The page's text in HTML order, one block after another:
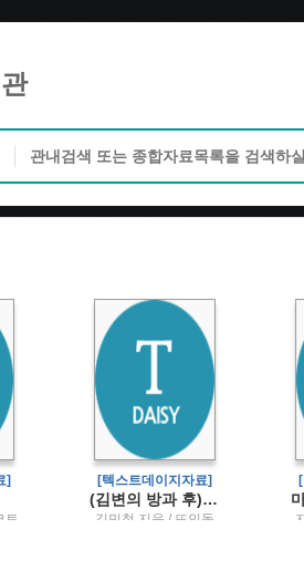
]
토
[텍스트데이지자료]
(김변의 방과 후) 법률사무소 그런 법이 어딨냐고 묻고 싶을 때
김민철 지음 / 뜨인돌